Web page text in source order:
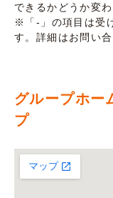
できるかどうか変
※「-」の項目は受
す。詳細はお問い合
グループホー
プ